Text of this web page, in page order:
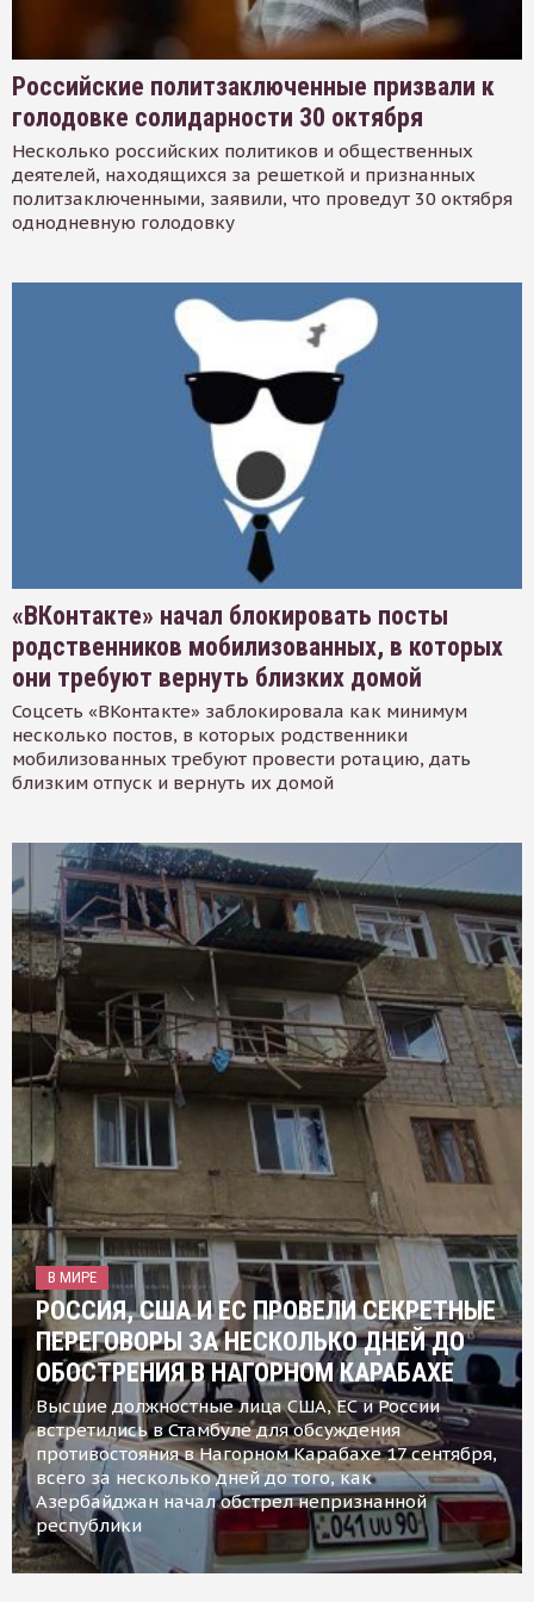
Российские политзаключенные призвали к
голодовке солидарности 30 октября
Несколько российских политиков и общественных
деятелей, находящихся за решеткой и признанных
политзаключенными, заявили, что проведут 30 октября
однодневную голодовку
«ВКонтакте» начал блокировать посты
родственников мобилизованных, в которых
они требуют вернуть близких домой
Соцсеть «ВКонтакте» заблокировала как минимум
несколько постов, в которых родственники
мобилизованных требуют провести ротацию, дать
близким отпуск и вернуть их домой
В МИРЕ
РОССИЯ, США И ЕС ПРОВЕЛИ СЕКРЕТНЫЕ
ПЕРЕГОВОРЫ ЗА НЕСКОЛЬКО ДНЕЙ ДО
ОБОСТРЕНИЯ В НАГОРНОМ КАРАБАХЕ
Высшие должностные лица США, ЕС и России
встретились в Стамбуле для обсуждения
противостояния в Нагорном Карабахе 17 сентября,
всего за несколько дней до того, как
Азербайджан начал обстрел непризнанной
республики